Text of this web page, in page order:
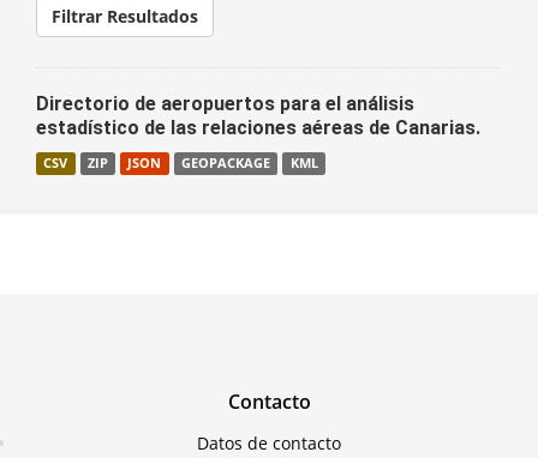
Filtrar Resultados
Directorio de aeropuertos para el análisis
estadístico de las relaciones aéreas de Canarias.
CSV ZIP JSON GEOPACKAGE KML
Contacto
Datos de contacto